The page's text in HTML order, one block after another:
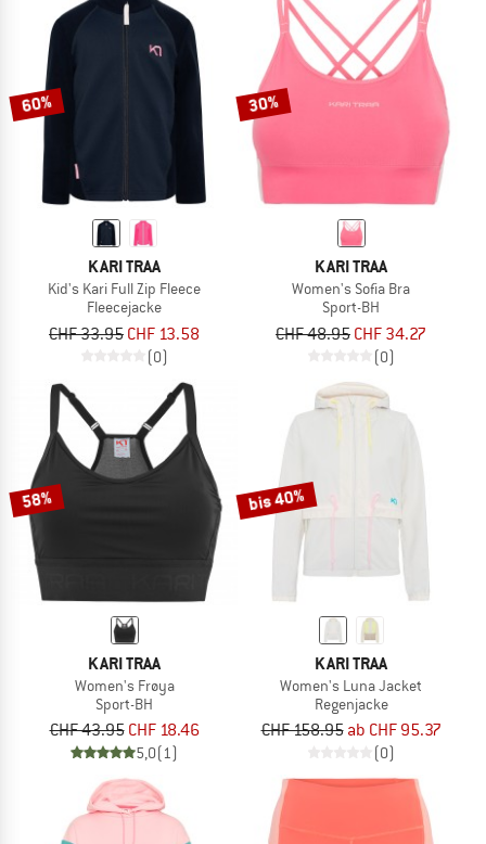
60%
KARI TRAA
Kid's Kari Full Zip Fleece
Fleecejacke
CHF 33.95 CHF 13.58
(0)
30%
KARI TRAA
Women's Sofia Bra
Sport-BH
CHF 48.95 CHF 34.27
(0)
58%
KARI TRAA
Women's Frøya
Sport-BH
CHF 43.95 CHF 18.46
5,0(1)
bis 40%
KARI TRAA
Women's Luna Jacket
Regenjacke
CHF 158.95 ab CHF 95.37
(0)